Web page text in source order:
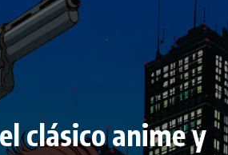
clásico anime y